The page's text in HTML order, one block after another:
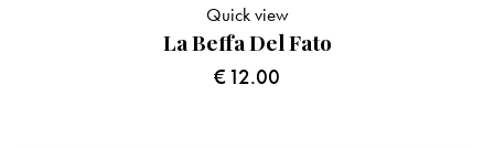
La Beffa Del Fato
€12.00
Quick view